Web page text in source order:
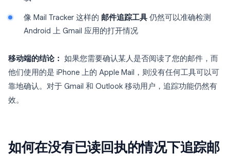
像 Mail Tracker 这样的 邮件追踪工具 仍然可以准确检测
Android 上 Gmail 应用的打开情况
移动端的结论： 如果您需要确认某人是否阅读了您的邮件，而
他们使用的是 iPhone 上的 Apple Mail，则没有任何工具可以可
靠地确认。对于 Gmail 和 Outlook 移动用户，追踪功能仍然有
效。
如何在没有已读回执的情况下追踪邮